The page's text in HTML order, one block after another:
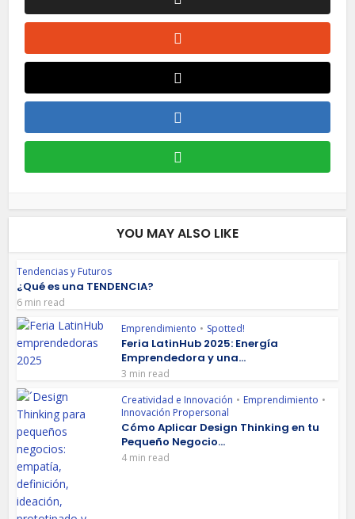
YOU MAY ALSO LIKE
Tendencias y Futuros
¿Qué es una TENDENCIA?
6 min read
Emprendimiento • Spotted!
Feria LatinHub 2025: Energía
Emprendedora y una...
3 min read
Creatividad e Innovación • Emprendimiento •
Innovación Propersonal
Cómo Aplicar Design Thinking en tu
Pequeño Negocio...
4 min read